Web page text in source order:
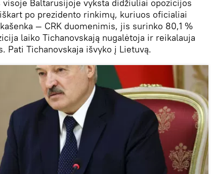
Baltarusijoje vyksta didžiuliai opozicijos
po prezidento rinkimų, kuriuos oficialiai
— CRK duomenimis, jis surinko 80,1 %
laiko Tichanovskają nugalėtoja ir reikalauja
Pati Tichanovskaja išvyko į Lietuvą.